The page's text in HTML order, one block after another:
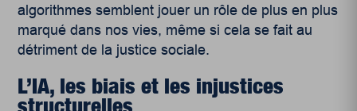
algorithmes semblent jouer un rôle de plus en plus
marqué dans nos vies, même si cela se fait au
détriment de la justice sociale.
L’IA, les biais et les injustices
structurelles